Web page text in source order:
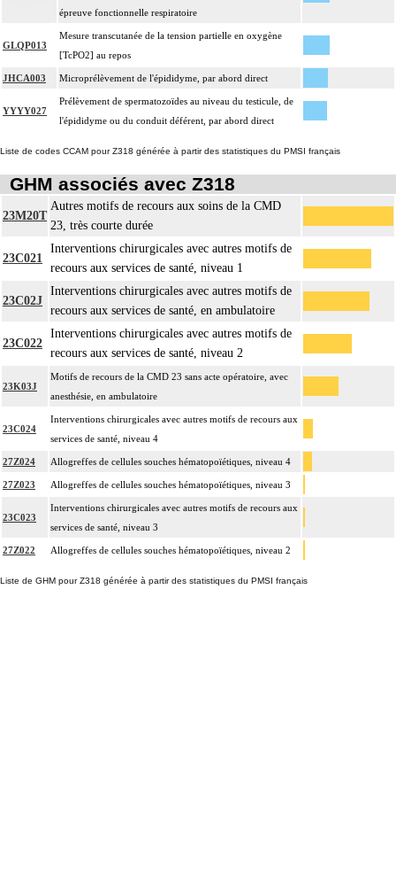
épreuve fonctionnelle respiratoire
GLQP013
Mesure transcutanée de la tension partielle en oxygène
[TcPO2] au repos
JHCA003 Microprélèvement de l'épididyme, par abord direct
YYYY027
Prélèvement de spermatozoïdes au niveau du testicule, de
l'épididyme ou du conduit déférent, par abord direct
Liste de codes CCAM pour Z318 générée à partir des statistiques du PMSI français
GHM associés avec Z318
23M20T
Autres motifs de recours aux soins de la CMD
23, très courte durée
23C021
Interventions chirurgicales avec autres motifs de
recours aux services de santé, niveau 1
23C02J
Interventions chirurgicales avec autres motifs de
recours aux services de santé, en ambulatoire
23C022
Interventions chirurgicales avec autres motifs de
recours aux services de santé, niveau 2
23K03J
Motifs de recours de la CMD 23 sans acte opératoire, avec
anesthésie, en ambulatoire
23C024
Interventions chirurgicales avec autres motifs de recours aux
services de santé, niveau 4
27Z024 Allogreffes de cellules souches hématopoïétiques, niveau 4
27Z023 Allogreffes de cellules souches hématopoïétiques, niveau 3
23C023
Interventions chirurgicales avec autres motifs de recours aux
services de santé, niveau 3
27Z022 Allogreffes de cellules souches hématopoïétiques, niveau 2
Liste de GHM pour Z318 générée à partir des statistiques du PMSI français